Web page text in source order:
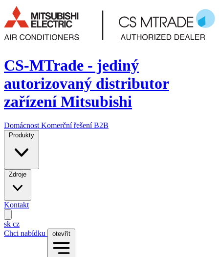
CS-MTrade - jediný
autorizovaný distributor
zařízení Mitsubishi
Domácnost Komerční řešeníB2B
Produkty
Zdroje
Kontakt
sk cz
Chci nabídku
otevřít